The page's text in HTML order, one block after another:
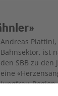
Andreas
Bahnsektor, ist
den SBB zu den
eine
Jungfrau-